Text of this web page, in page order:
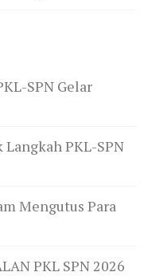
SPN Gelar
PKL-SPN
PKL SPN 2026